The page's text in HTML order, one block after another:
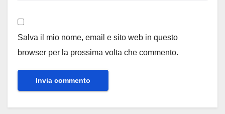
Salva il mio nome, email e sito web in questo
browser per la prossima volta che commento.